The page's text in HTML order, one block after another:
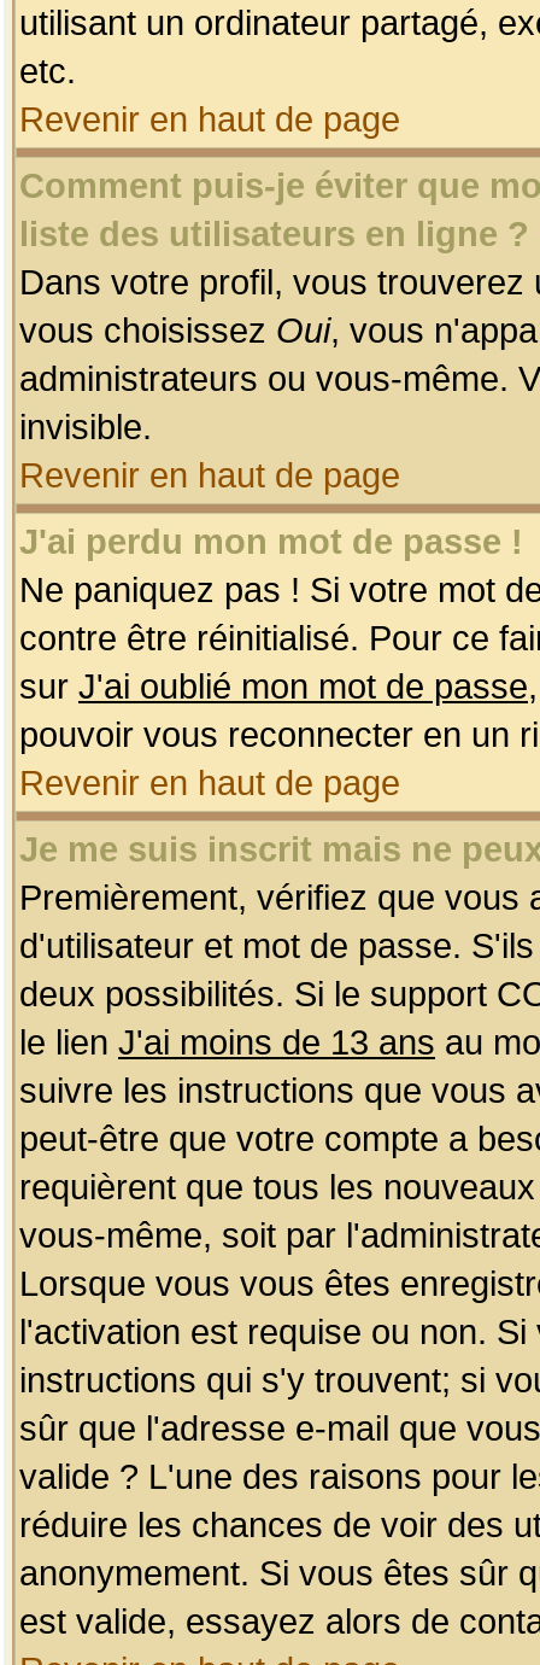
utilisant un ordinateur partagé,
etc.
Revenir en haut de page
Comment puis-je éviter que
liste des utilisateurs en ligne ?
Dans votre profil, vous
vous choisissez Oui, vous
administrateurs ou vous-même.
invisible.
Revenir en haut de page
J'ai perdu mon mot de passe !
Ne paniquez pas ! Si votre mot
contre être réinitialisé. Pour ce
sur J'ai oublié mon mot de passe
pouvoir vous reconnecter en un
Revenir en haut de page
Je me suis inscrit mais ne
Premièrement, vérifiez que
d'utilisateur et mot de passe.
deux possibilités. Si le support
le lien J'ai moins de 13 ans au
suivre les instructions que vous
peut-être que votre compte a
requièrent que tous les
vous-même, soit par
Lorsque vous vous êtes
l'activation est requise ou non.
instructions qui s'y trouvent; si
sûr que l'adresse e-mail que
valide ? L'une des raisons pour
réduire les chances de voir des
anonymement. Si vous êtes sûr
est valide, essayez alors de